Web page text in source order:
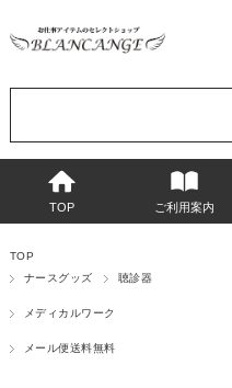
TOP ご利用案内
TOP
ナースグッズ
聴診器
メディカルワーク
メール便送料無料